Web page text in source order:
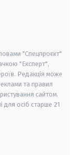
"Спецпроєкт"
"Експерт",
Редакція може
та правил
сайтом.
для осіб старше 21